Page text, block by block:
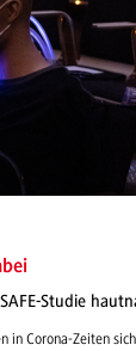
Studie
in Corona-Zeiten